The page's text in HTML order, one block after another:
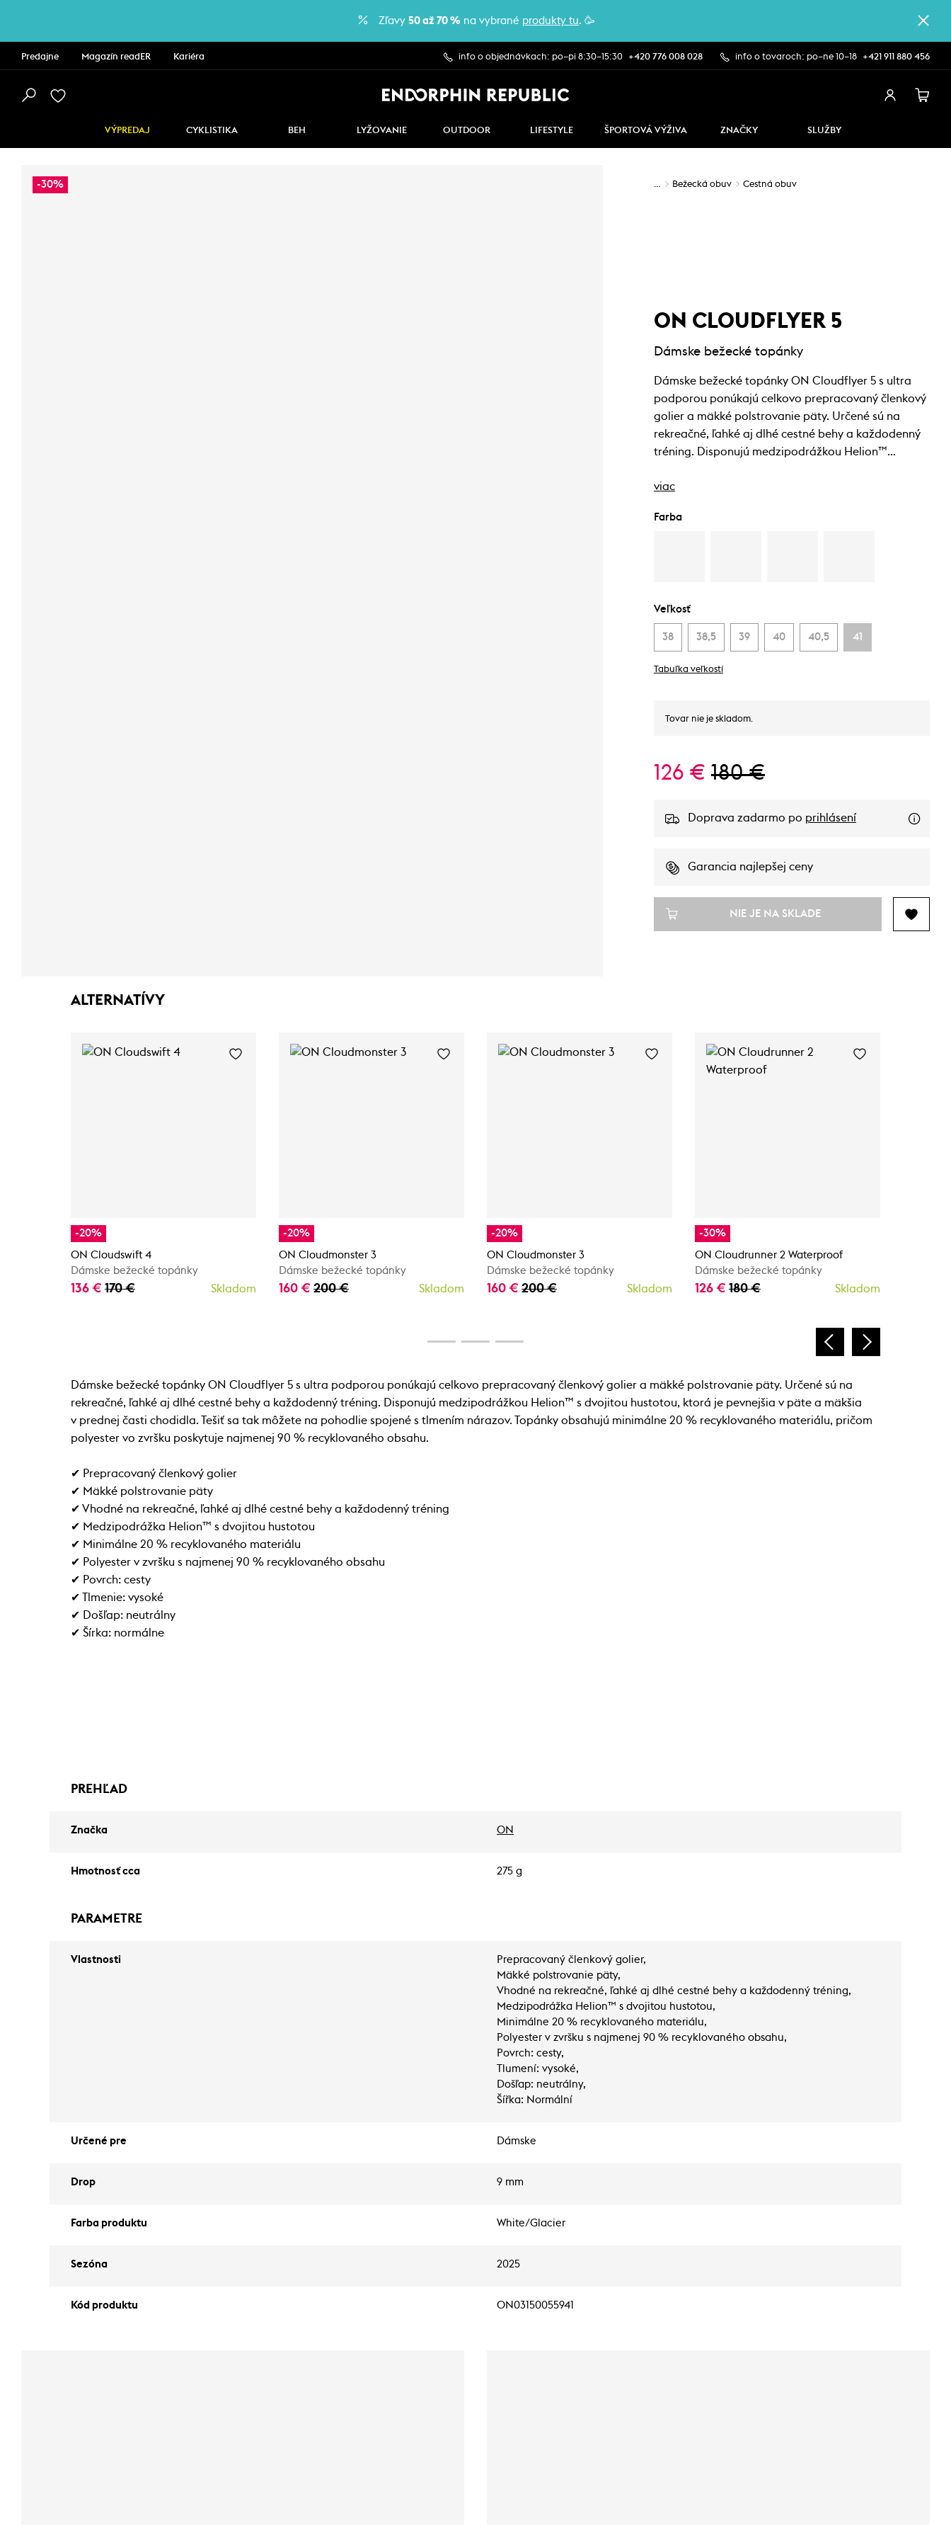
Zľavy 50 až 70 % na vybrané produkty tu. 🥳
Predajne Magazín readER Kariéra info o objednávkach: po–pi 8:30–15:30 +420 776 008 028 info o tovaroch: po–ne 10–18 +421 911 880 456
VÝPREDAJ CYKLISTIKA BEH LYŽOVANIE OUTDOOR LIFESTYLE ŠPORTOVÁ VÝŽIVA ZNAČKY SLUŽBY
-30% … Bežecká obuv Cestná obuv
ON CLOUDFLYER 5
Dámske bežecké topánky
Dámske bežecké topánky ON Cloudflyer 5 s ultra
podporou ponúkajú celkovo prepracovaný členkový
golier a mäkké polstrovanie päty. Určené sú na
rekreačné, ľahké aj dlhé cestné behy a každodenný
tréning. Disponujú medzipodrážkou Helion™…
viac
Farba
Veľkosť
38 38,5 39 40 40,5 41
Tabuľka veľkostí
Tovar nie je skladom.
126 € 180 €
Doprava zadarmo po prihlásení
Garancia najlepšej ceny
NIE JE NA SKLADE
ALTERNATÍVY
-20%
ON Cloudswift 4
Dámske bežecké topánky
136 € 170 € Skladom
-20%
ON Cloudmonster 3
Dámske bežecké topánky
160 € 200 € Skladom
-20%
ON Cloudmonster 3
Dámske bežecké topánky
160 € 200 € Skladom
-30%
ON Cloudrunner 2 Waterproof
Dámske bežecké topánky
126 € 180 € Skladom
Dámske bežecké topánky ON Cloudflyer 5 s ultra podporou ponúkajú celkovo prepracovaný členkový golier a mäkké polstrovanie päty. Určené sú na
rekreačné, ľahké aj dlhé cestné behy a každodenný tréning. Disponujú medzipodrážkou Helion™ s dvojitou hustotou, ktorá je pevnejšia v päte a mäkšia
v prednej časti chodidla. Tešiť sa tak môžete na pohodlie spojené s tlmením nárazov. Topánky obsahujú minimálne 20 % recyklovaného materiálu, pričom
polyester vo zvršku poskytuje najmenej 90 % recyklovaného obsahu.
✔ Prepracovaný členkový golier
✔ Mäkké polstrovanie päty
✔ Vhodné na rekreačné, ľahké aj dlhé cestné behy a každodenný tréning
✔ Medzipodrážka Helion™ s dvojitou hustotou
✔ Minimálne 20 % recyklovaného materiálu
✔ Polyester v zvršku s najmenej 90 % recyklovaného obsahu
✔ Povrch: cesty
✔ Tlmenie: vysoké
✔ Došľap: neutrálny
✔ Šírka: normálne
PREHĽAD
Značka ON
Hmotnosť cca 275 g
PARAMETRE
Vlastnosti
Prepracovaný členkový golier,
Mäkké polstrovanie päty,
Vhodné na rekreačné, ľahké aj dlhé cestné behy a každodenný tréning,
Medzipodrážka Helion™ s dvojitou hustotou,
Minimálne 20 % recyklovaného materiálu,
Polyester v zvršku s najmenej 90 % recyklovaného obsahu,
Povrch: cesty,
Tlumení: vysoké,
Došľap: neutrálny,
Šířka: Normální
Určené pre Dámske
Drop 9 mm
Farba produktu White/Glacier
Sezóna 2025
Kód produktu ON03150055941